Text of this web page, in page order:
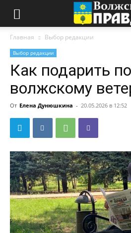
Главная Выбор редакции
Выбор редакции
Как подарить
волжскому
От Елена Дунюшкина - 20.05.2026 в 12:52